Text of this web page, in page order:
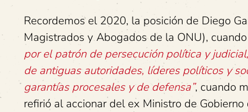
Recordemos el 2020, la posición de Diego
Magistrados y Abogados de la ONU),
por el patrón de persecución política y
de antiguas autoridades, líderes políticos y
garantías procesales y de defensa”, cuando
refirió al accionar del ex Ministro de